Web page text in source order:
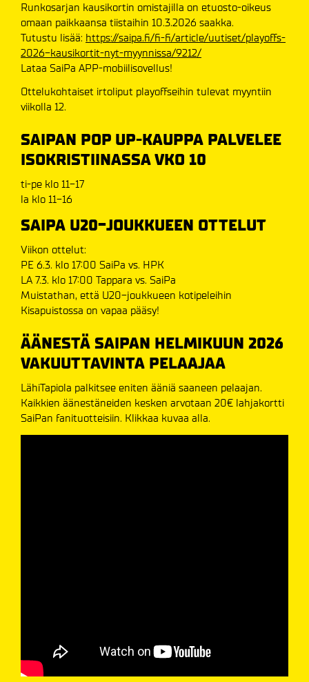
Runkosarjan kausikortin omistajilla on etuosto-oikeus
omaan paikkaansa tiistaihin 10.3.2026 saakka.
Tutustu lisää: https://saipa.fi/fi-fi/article/uutiset/playoffs-
2026-kausikortit-nyt-myynnissa/9212/
Lataa SaiPa APP-mobiilisovellus!
Ottelukohtaiset irtoliput playoffseihin tulevat myyntiin
viikolla 12.
SAIPAN POP UP-KAUPPA PALVELEE
ISOKRISTIINASSA VKO 10
ti-pe klo 11-17
la klo 11-16
SAIPA U20-JOUKKUEEN OTTELUT
Viikon ottelut:
PE 6.3. klo 17:00 SaiPa vs. HPK
LA 7.3. klo 17:00 Tappara vs. SaiPa
Muistathan, että U20-joukkueen kotipeleihin
Kisapuistossa on vapaa pääsy!
ÄÄNESTÄ SAIPAN HELMIKUUN 2026
VAKUUTTAVINTA PELAAJAA
LähiTapiola palkitsee eniten ääniä saaneen pelaajan.
Kaikkien äänestäneiden kesken arvotaan 20€ lahjakortti
SaiPan fanituotteisiin. Klikkaa kuvaa alla.